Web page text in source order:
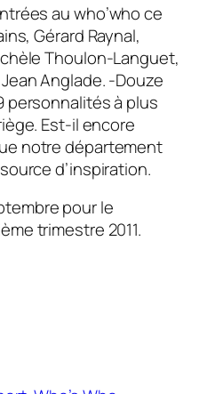
au who’who ce
Gérard Raynal,
Thoulon-Languet,
Anglade. -Douze
personnalités à plus
Est-il encore
notre département
d’inspiration.
pour le
trimestre 2011.